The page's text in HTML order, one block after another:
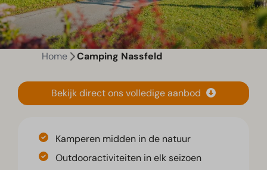
Home Camping Nassfeld
Bekijk direct ons volledige aanbod
Kamperen midden in de natuur
Outdooractiviteiten in elk seizoen